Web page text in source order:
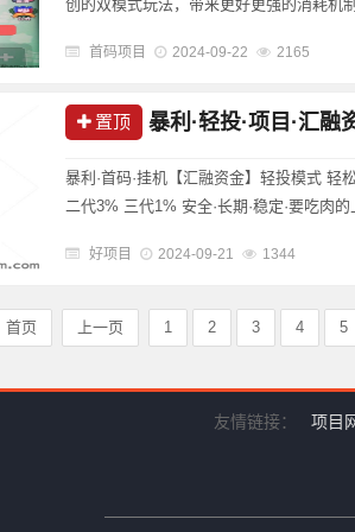
创的双模式玩法，带来更好更强的消耗机
网最强机制。超级大团加盟，脱离热度困
首码项目 2024-09-22 2165
置顶 暴利·轻投·项目·汇融
暴利·首码·挂机【汇融资金】轻投模式
二代3% 三代1% 安全·长期·稳定·要吃肉
好项目 2024-09-21 1344
首页 上一页 1 2 3 4 5
友情链接： 项目